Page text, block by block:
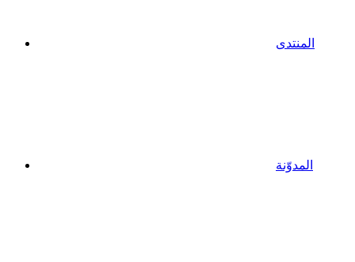
المنتدى
المدوّنة